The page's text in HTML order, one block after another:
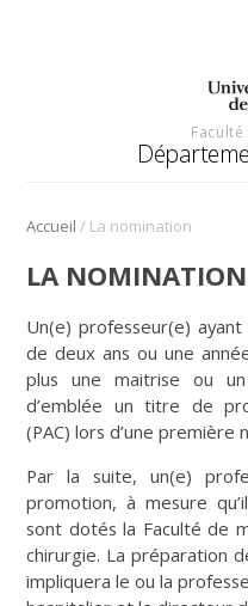
Accueil / La nomination
LA NOMINATION
Un(e) professeur(e)
de deux ans ou une
plus une maitrise ou
d’emblée un titre de
(PAC) lors d’une première
Par la suite, un(e)
promotion, à mesure
sont dotés la Faculté de
chirurgie. La préparation
impliquera le ou la